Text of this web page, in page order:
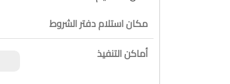
مكان استلام دفتر الشروط
أماكن التنفيذ